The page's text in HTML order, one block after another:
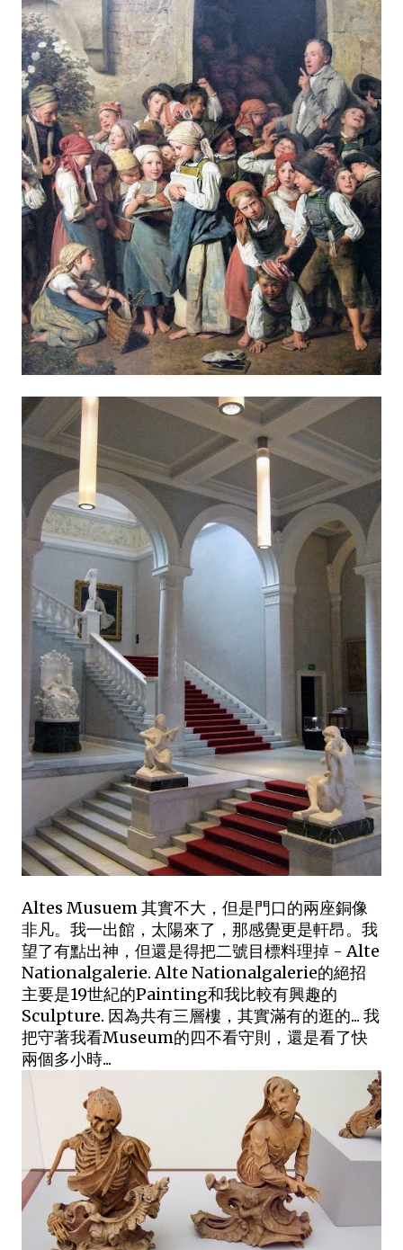
Altes Musuem 其實不大，但是門口的兩座銅像
非凡。我一出館，太陽來了，那感覺更是軒昂。我
望了有點出神，但還是得把二號目標料理掉 - Alte
Nationalgalerie. Alte Nationalgalerie的絕招
主要是19世紀的Painting和我比較有興趣的
Sculpture. 因為共有三層樓，其實滿有的逛的... 我
把守著我看Museum的四不看守則，還是看了快
兩個多小時...